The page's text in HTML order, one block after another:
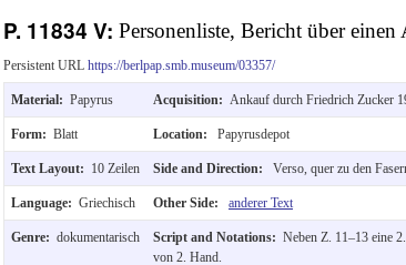
springen
P. 11834 V: Personenliste, Bericht über einen
Persistent URL https://berlpap.smb.museum/03357/
Material: Papyrus Acquisition: Ankauf durch Friedrich Zucker
Form: Blatt Location: Papyrusdepot
Text Layout: 10 Zeilen Side and Direction: Verso, quer zu den
Language: Griechisch Other Side: anderer Text
Genre: dokumentarisch Script and Notations: Neben Z. 11–13 eine
von 2. Hand.